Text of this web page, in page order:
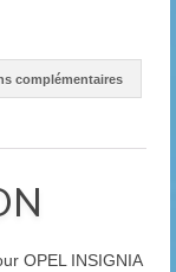
complémentaires
OPEL INSIGNIA